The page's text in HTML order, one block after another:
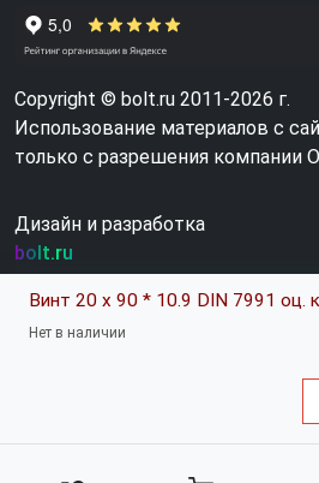
Винт 20 х 90 * 10.9 DIN 7991 оц.
Нет в наличии
Copyright © bolt.ru 2011-2026 г.
Использование материалов с
только с разрешения компании
Дизайн и разработка
bolt.ru